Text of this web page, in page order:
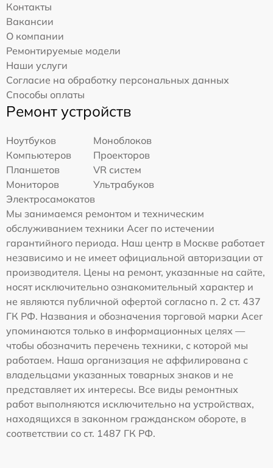
Контакты
Вакансии
О компании
Ремонтируемые модели
Наши услуги
Согласие на обработку персональных данных
Способы оплаты
Ремонт устройств
Ноутбуков
Моноблоков
Компьютеров
Проекторов
Планшетов
VR систем
Мониторов
Ультрабуков
Электросамокатов
Мы занимаемся ремонтом и техническим
обслуживанием техники Acer по истечении
гарантийного периода. Наш центр в Москве работает
независимо и не имеет официальной авторизации от
производителя. Цены на ремонт, указанные на сайте,
носят исключительно ознакомительный характер и
не являются публичной офертой согласно п. 2 ст. 437
ГК РФ. Названия и обозначения торговой марки Acer
упоминаются только в информационных целях —
чтобы обозначить перечень техники, с которой мы
работаем. Наша организация не аффилирована с
владельцами указанных товарных знаков и не
представляет их интересы. Все виды ремонтных
работ выполняются исключительно на устройствах,
находящихся в законном гражданском обороте, в
соответствии со ст. 1487 ГК РФ.